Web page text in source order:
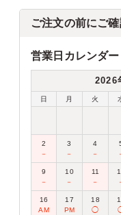
ご注文の前にご
営業日カレンダー
2026
日 月 火
2
－
3
－
4
－
9
－
10
－
11
－
16
AM
17
PM
18
◯